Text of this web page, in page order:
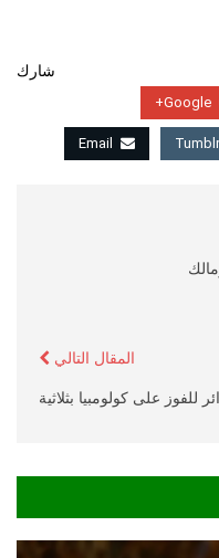
شارك
Google+
Tumblr
Email
المقال التالي
للفوز على كولومبيا بثلاثية